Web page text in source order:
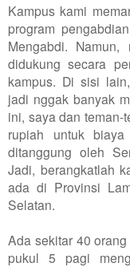
Kampus kami
program
Mengabdi.
didukung secara
kampus. Di sisi
jadi nggak banyak
ini, saya dan teman-
rupiah untuk
ditanggung oleh
Jadi, berangkatlah
ada di Provinsi
Selatan.
Ada sekitar 40
pukul 5 pagi